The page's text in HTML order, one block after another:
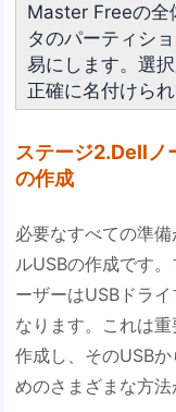
Master Freeの全
タのパーティシ
易にします。選
正確に名付けられ
ステージ2.Dellノ
の作成
必要なすべての準
ルUSBの作成です
ーザーはUSBドラ
なります。これは
作成し、そのUSB
めのさまざまな方法